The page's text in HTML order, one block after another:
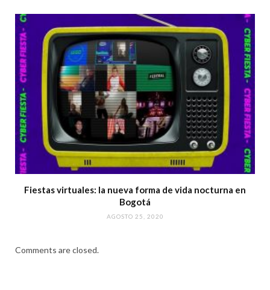
Fiestas virtuales: la nueva forma de vida nocturna en
Bogotá
AGOSTO 25, 2020
Comments are closed.